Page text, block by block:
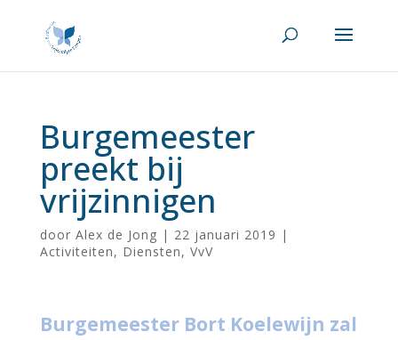
Burgemeester
preekt bij
vrijzinnigen
door Alex de Jong | 22 januari 2019 |
Activiteiten, Diensten, VvV
Burgemeester Bort Koelewijn zal